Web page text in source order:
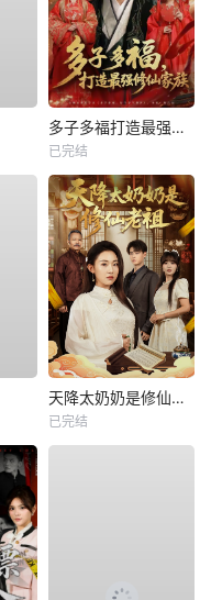
多子多福打造最强修仙家族
已完结
天降太奶奶是修仙老祖
已完结